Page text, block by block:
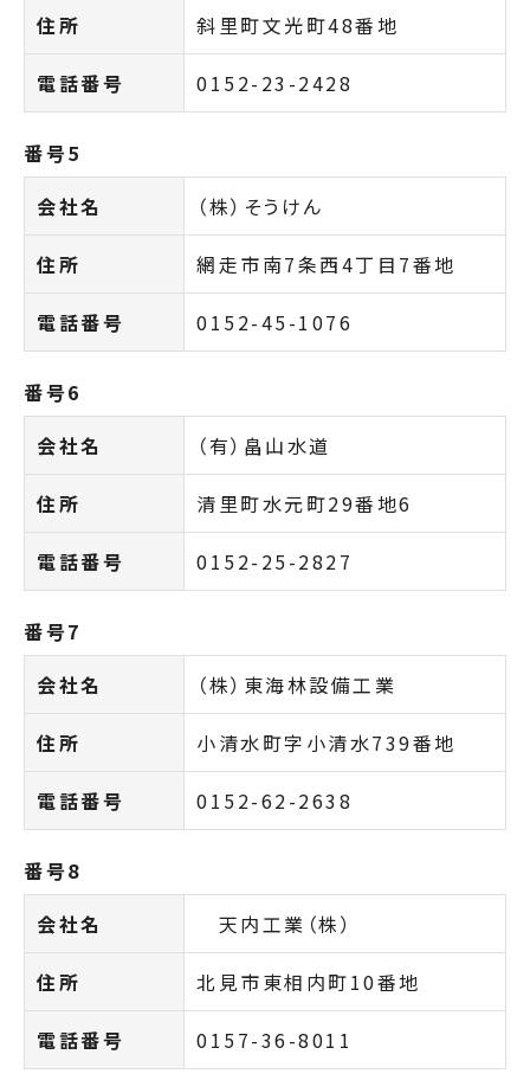
住所 斜里町文光町48番地
電話番号 0152-23-2428
番号5
会社名
（株）そうけん
住所 網走市南7条西4丁目7番地
電話番号 0152-45-1076
番号6
会社名
（有）畠山水道
住所 清里町水元町29番地6
電話番号 0152-25-2827
番号7
会社名
（株）東海林設備工業
住所 小清水町字小清水739番地
電話番号 0152-62-2638
番号8
会社名
天内工業（株）
住所 北見市東相内町10番地
電話番号 0157-36-8011